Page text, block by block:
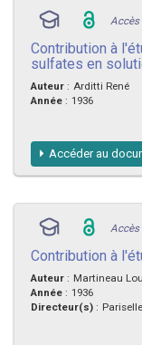
Accès
Contribution à
sulfates en
Auteur : Arditti René
Année : 1936
Accéder au
Accès
Contribution à
Auteur : Martineau
Année : 1936
Directeur(s) :